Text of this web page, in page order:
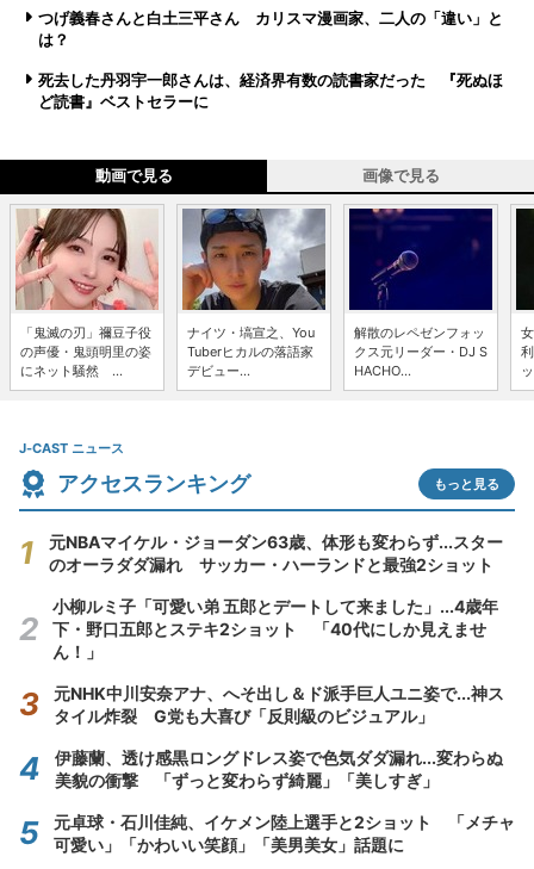
つげ義春さんと白土三平さん カリスマ漫画家、二人の「違い」と
は？
死去した丹羽宇一郎さんは、経済界有数の読書家だった 『死ぬほ
ど読書』ベストセラーに
動画で見る 画像で見る
「鬼滅の刃」禰豆子役
の声優・鬼頭明里の姿
にネット騒然 ...
ナイツ・塙宣之、You
Tuberヒカルの落語家
デビュー...
解散のレペゼンフォッ
クス元リーダー・DJ S
HACHO...
J-CAST ニュース
アクセスランキング もっと見る
元NBAマイケル・ジョーダン63歳、体形も変わらず...スター
のオーラダダ漏れ サッカー・ハーランドと最強2ショット
小柳ルミ子「可愛い弟 五郎とデートして来ました」...4歳年
下・野口五郎とステキ2ショット 「40代にしか見えませ
ん！」
元NHK中川安奈アナ、へそ出し＆ド派手巨人ユニ姿で...神ス
タイル炸裂 G党も大喜び「反則級のビジュアル」
伊藤蘭、透け感黒ロングドレス姿で色気ダダ漏れ...変わらぬ
美貌の衝撃 「ずっと変わらず綺麗」「美しすぎ」
元卓球・石川佳純、イケメン陸上選手と2ショット 「メチャ
可愛い」「かわいい笑顔」「美男美女」話題に